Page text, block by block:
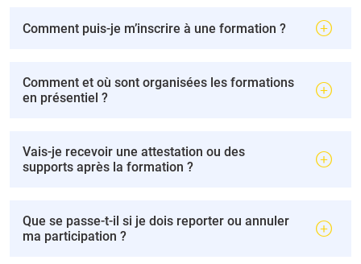
Comment puis-je m’inscrire à une formation ?
Comment et où sont organisées les formations
en présentiel ?
Vais-je recevoir une attestation ou des
supports après la formation ?
Que se passe-t-il si je dois reporter ou annuler
ma participation ?